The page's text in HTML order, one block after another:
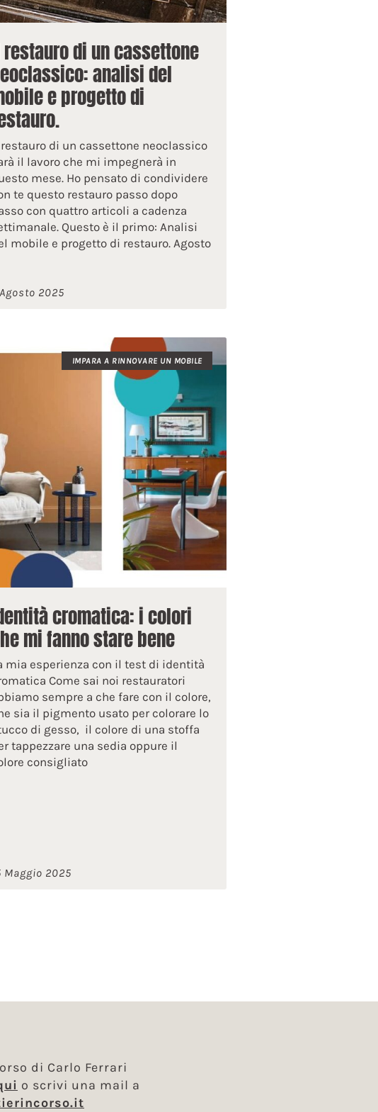
di un cassettone
analisi del
e progetto di
di un cassettone neoclassico
il lavoro che mi impegnerà in
mese. Ho pensato di condividere
te questo restauro passo dopo
con quattro articoli a cadenza
Questo è il primo: Analisi
mobile e progetto di restauro. Agosto
2025
IMPARA A RINNOVARE UN MOBILE
cromatica: i colori
mi fanno stare bene
mia esperienza con il test di identità
Come sai noi restauratori
sempre a che fare con il colore,
sia il pigmento usato per colorare lo
di gesso, il colore di una stoffa
tappezzare una sedia oppure il
consigliato
Maggio 2025
di Carlo Ferrari
o scrivi una mail a